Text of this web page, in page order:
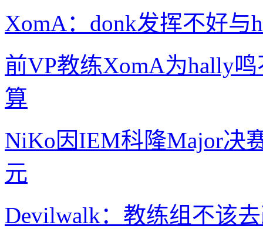
XomA：donk发挥不好与
前VP教练XomA为hally
算
NiKo因IEM科隆Major决
元
Devilwalk：教练组不该